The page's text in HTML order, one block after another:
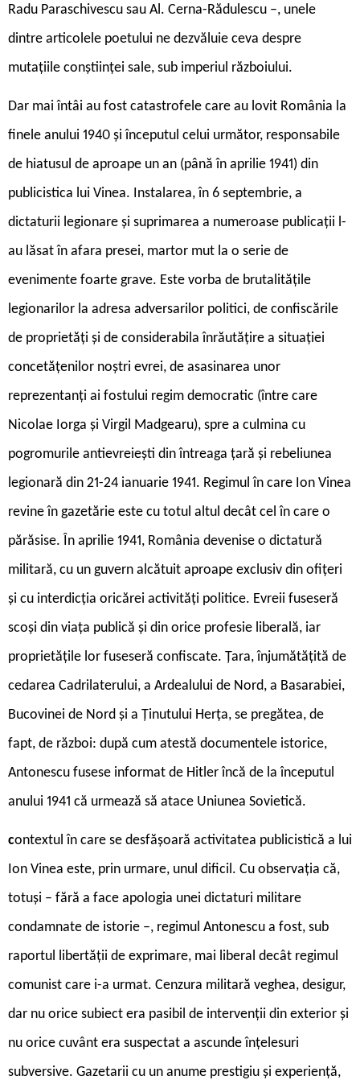
Radu Paraschivescu sau Al. Cerna-Rădulescu –, unele
dintre articolele poetului ne dezvăluie ceva despre
mutațiile conștiinței sale, sub imperiul războiului.
Dar mai întâi au fost catastrofele care au lovit România la
finele anului 1940 și începutul celui următor, responsabile
de hiatusul de aproape un an (până în aprilie 1941) din
publicistica lui Vinea. Instalarea, în 6 septembrie, a
dictaturii legionare și suprimarea a numeroase publicații l-
au lăsat în afara presei, martor mut la o serie de
evenimente foarte grave. Este vorba de brutalitățile
legionarilor la adresa adversarilor politici, de confiscările
de proprietăți și de considerabila înrăutățire a situației
concetățenilor noștri evrei, de asasinarea unor
reprezentanți ai fostului regim democratic (între care
Nicolae Iorga și Virgil Madgearu), spre a culmina cu
pogromurile antievreiești din întreaga țară și rebeliunea
legionară din 21-24 ianuarie 1941. Regimul în care Ion Vinea
revine în gazetărie este cu totul altul decât cel în care o
părăsise. În aprilie 1941, România devenise o dictatură
militară, cu un guvern alcătuit aproape exclusiv din ofițeri
și cu interdicția oricărei activități politice. Evreii fuseseră
scoși din viața publică și din orice profesie liberală, iar
proprietățile lor fuseseră confiscate. Țara, înjumătățită de
cedarea Cadrilaterului, a Ardealului de Nord, a Basarabiei,
Bucovinei de Nord și a Ținutului Herța, se pregătea, de
fapt, de război: după cum atestă documentele istorice,
Antonescu fusese informat de Hitler încă de la începutul
anului 1941 că urmează să atace Uniunea Sovietică.
contextul în care se desfășoară activitatea publicistică a lui
Ion Vinea este, prin urmare, unul dificil. Cu observația că,
totuși – fără a face apologia unei dictaturi militare
condamnate de istorie –, regimul Antonescu a fost, sub
raportul libertății de exprimare, mai liberal decât regimul
comunist care i-a urmat. Cenzura militară veghea, desigur,
dar nu orice subiect era pasibil de intervenții din exterior și
nu orice cuvânt era suspectat a ascunde înțelesuri
subversive. Gazetarii cu un anume prestigiu și experiență,